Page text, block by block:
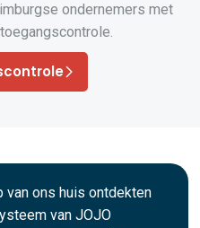
ondernemers met
van ons huis ontdekten
van JOJO